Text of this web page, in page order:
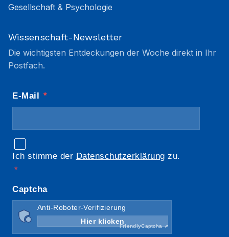
Gesellschaft & Psychologie
Wissenschaft-Newsletter
Die wichtigsten Entdeckungen der Woche direkt in Ihr
Postfach.